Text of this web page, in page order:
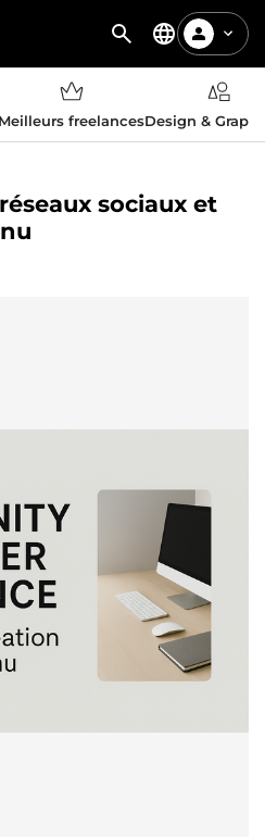
Meilleurs freelancesDesign &
sociaux et